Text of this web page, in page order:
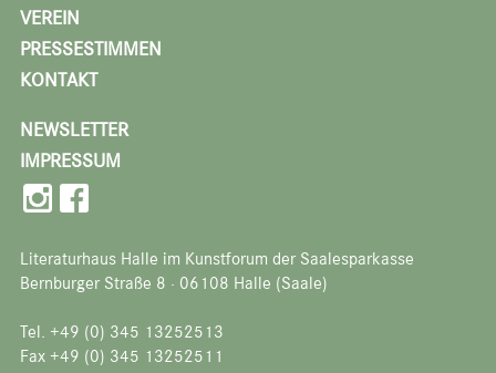
VEREIN
PRESSESTIMMEN
KONTAKT
NEWSLETTER
IMPRESSUM
Literaturhaus Halle im Kunstforum der Saalesparkasse
Bernburger Straße 8 · 06108 Halle (Saale)
Tel. +49 (0) 345 13252513
Fax +49 (0) 345 13252511